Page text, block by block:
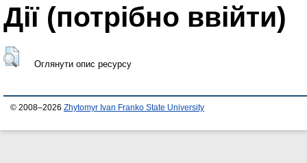
Дії ​​(потрібно ввійти)
Оглянути опис ресурсу
© 2008–2026 Zhytomyr Ivan Franko State University